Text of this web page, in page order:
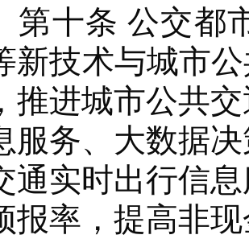
条 公交都市
新技术与城市
推进城市公共
服务、大数据
通实时出行信
报率，提高非